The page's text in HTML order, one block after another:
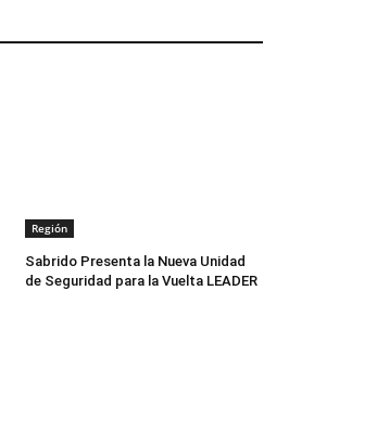
Región
Sabrido Presenta la Nueva Unidad
de Seguridad para la Vuelta LEADER